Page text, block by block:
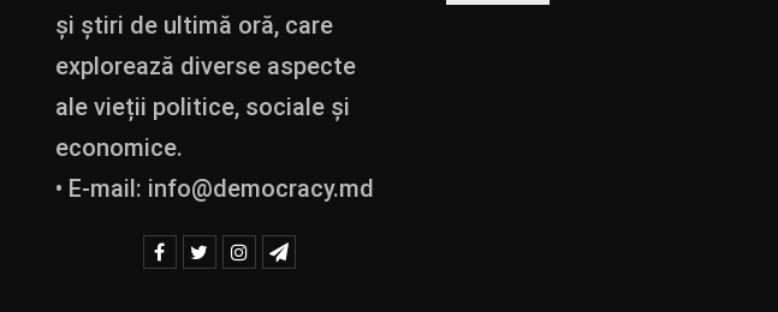
și știri de ultimă oră, care
explorează diverse aspecte
ale vieții politice, sociale și
economice.
• E-mail: info@democracy.md